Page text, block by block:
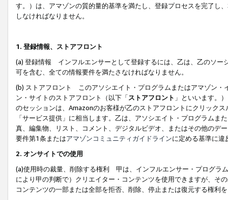
す。）は、アマゾンの質的量的基準を満たし、登録プロセスを完了し、
しなければなりません。
1. 登録情報、ストアフロント
(a) 登録情報 インフルエンサーとして登録するには、乙は、乙のソー
可を含む、全ての情報要件を満たさなければなりません。
(b) ストアフロント このアソシエイト・プログラムまたはアマゾン・
ン・サイトのストアフロント（以下「ストアフロント 」といいます。
のセッションは、Amazonのお客様が乙のストアフロントにクリック
「サービス提供」に相当します。乙は、アソシエイト・プログラム
真、編集物、リスト、コメント、デジタルビデオ、またはその他のデ
要件第1条またはアマゾンコミュニティガイドラインに定める基準に違
2. オンサイトでの使用
(a)使用時の裁量、削除する権利 甲は、インフルエンサー・プログラ
により甲の判断で）クリエイター・コンテンツを使用できますが、そ
コンテンツの一部または全部を拒否、削除、停止または復元する権利